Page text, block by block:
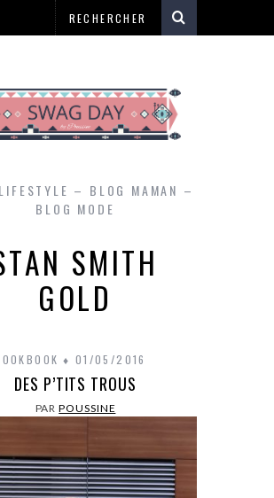
– BLOG MAMAN –
BLOG MODE
SMITH
GOLD
01/05/2016
DES P’TITS TROUS
PARPOUSSINE